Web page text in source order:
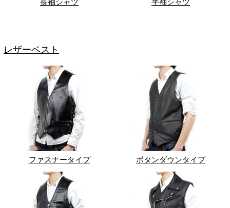
レザーベスト
ファスナータイプ ボタンダウンタイプ